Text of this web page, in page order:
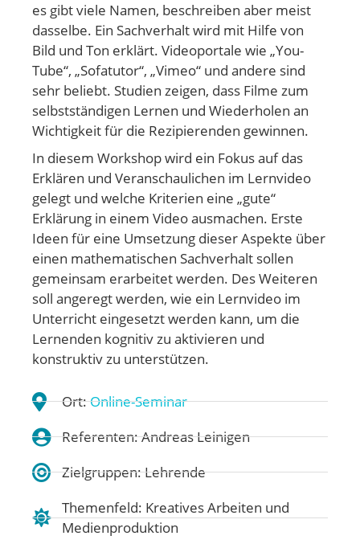
es gibt viele Namen, beschreiben aber meist
dasselbe. Ein Sachverhalt wird mit Hilfe von
Bild und Ton erklärt. Videoportale wie „You-
Tube“, „Sofatutor“, „Vimeo“ und andere sind
sehr beliebt. Studien zeigen, dass Filme zum
selbstständigen Lernen und Wiederholen an
Wichtigkeit für die Rezipierenden gewinnen.
In diesem Workshop wird ein Fokus auf das
Erklären und Veranschaulichen im Lernvideo
gelegt und welche Kriterien eine „gute“
Erklärung in einem Video ausmachen. Erste
Ideen für eine Umsetzung dieser Aspekte über
einen mathematischen Sachverhalt sollen
gemeinsam erarbeitet werden. Des Weiteren
soll angeregt werden, wie ein Lernvideo im
Unterricht eingesetzt werden kann, um die
Lernenden kognitiv zu aktivieren und
konstruktiv zu unterstützen.
Ort:Online-Seminar
Referenten: Andreas Leinigen
Zielgruppen: Lehrende
Themenfeld: Kreatives Arbeiten und
Medienproduktion